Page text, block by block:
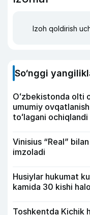
Izoh qoldirish
So‘nggi
Oʻzbekistonda olti
umumiy
toʻlagani ochiqlandi
Vinisius “Real”
imzoladi
Husiylar hukumat
kamida 30 kishi
Toshkentda Kichik